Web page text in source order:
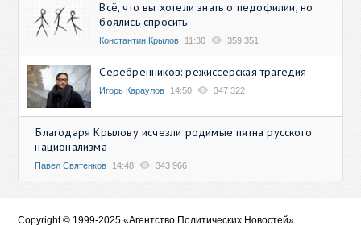
Всё, что вы хотели знать о педофилии, но
боялись спросить
Константин Крылов 11:30 359 351
Серебренников: режиссерская трагедия
Игорь Караулов 14:50 347 322
Благодаря Крылову исчезли родимые пятна русского
национализма
Павел Святенков 14:48 343 966
Copyright © 1999-2025 «Агентство Политических Новостей»